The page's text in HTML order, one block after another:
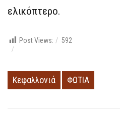
ελικόπτερο.
Post Views: 592
Κεφαλλονιά ΦΩΤΙΑ